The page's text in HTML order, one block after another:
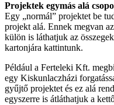
Projektek egymás alá
Egy „normál” projektet be
projekt alá. Ennek megvan
külön is láthatjuk az
kartonjára kattintunk.
Például a Ferteleki Kft.
egy Kiskunlaczházi
gyűjtő projektet és ez alá
egyszerre is átláthatjuk a